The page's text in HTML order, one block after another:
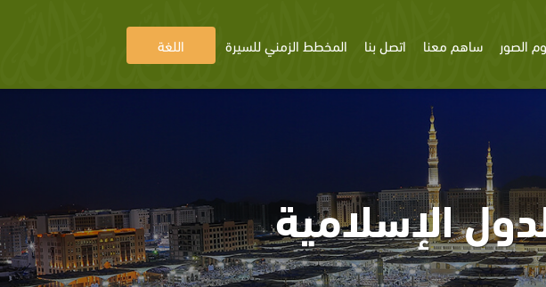
الصور ساهم معنا اتصل بنا المخطط الزمني للسيرة اللغة
الإسلامية